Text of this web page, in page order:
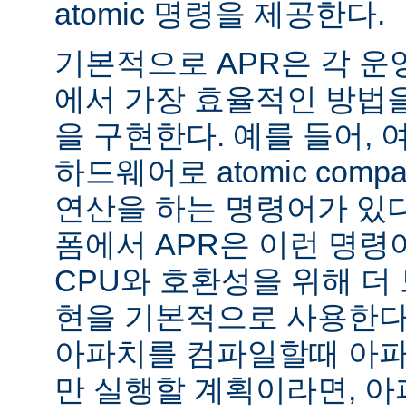
atomic 명령을 제공한다.
기본적으로 APR은 각 운
에서 가장 효율적인 방법
을 구현한다. 예를 들어,
하드웨어로 atomic
연산을 하는 명령어가 있
폼에서 APR은 이런 명령
CPU와 호환성을 위해 더
현을 기본적으로 사용한
아파치를 컴파일할때 아
만 실행할 계획이라면,